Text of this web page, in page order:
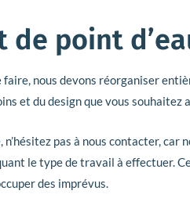
de point
faire, nous devons réorganiser
et du design que vous souhaitez
pas à nous contacter, car
le type de travail à effectuer.
des imprévus.